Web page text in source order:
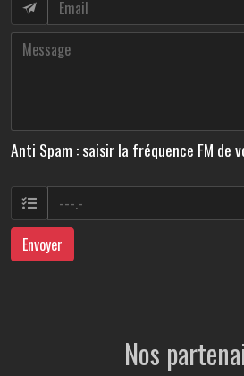
Anti Spam : saisir la fréquence FM de
Envoyer
Nos